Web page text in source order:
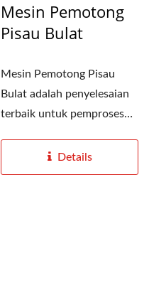
Mesin Pemotong
Pisau Bulat
Mesin Pemotong Pisau
Bulat adalah penyelesaian
terbaik untuk pemproses
keselamatan,...Details